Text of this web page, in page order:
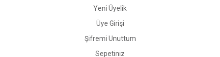
Yeni Üyelik
Üye Girişi
Şifremi Unuttum
Sepetiniz